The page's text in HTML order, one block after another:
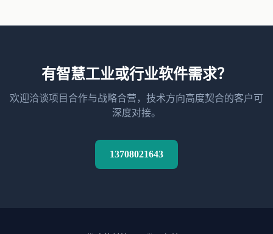
有智慧工业或行业软件需求？
欢迎洽谈项目合作与战略合营，技术方向高度契合的客户可
深度对接。
13708021643